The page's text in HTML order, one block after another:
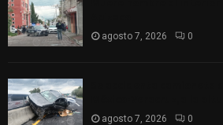
agosto 7, 2026 0
agosto 7, 2026 0